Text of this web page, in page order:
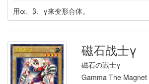
用α、β、γ来变形合体。
磁石战士γ
磁石の戦士γ
Gamma The Magnet